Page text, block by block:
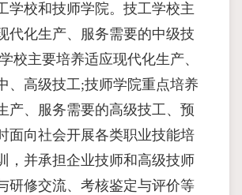
学校和技师学院。技工学校主
代化生产、服务需要的中级技
校主要培养适应现代化生产、
、高级技工;技师学院重点培养
产、服务需要的高级技工、预
面向社会开展各类职业技能培
，并承担企业技师和高级技师
研修交流、考核鉴定与评价等